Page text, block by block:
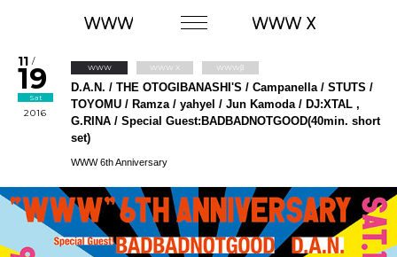
11 /
19
Sat
2016
WWW WWW X WWWβ
D.A.N. / THE OTOGIBANASHI'S / Campanella / STUTS /
TOYOMU / Ramza / yahyel / Jun Kamoda / DJ:XTAL ,
G.RINA / Special Guest:BADBADNOTGOOD(40min. short
set)
WWW 6th Anniversary